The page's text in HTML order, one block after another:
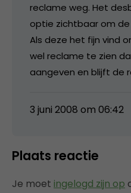
reclame weg. Het
optie zichtbaar om
Als deze het fijn vind
wel reclame te zien
aangeven en blijft de
3 juni 2008 om 06:42
Plaats reactie
Je moet ingelogd zijn op